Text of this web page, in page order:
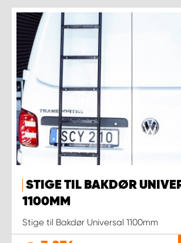
STIGE TIL BAKDØR
1100MM
Stige til Bakdør Universal 1100mm